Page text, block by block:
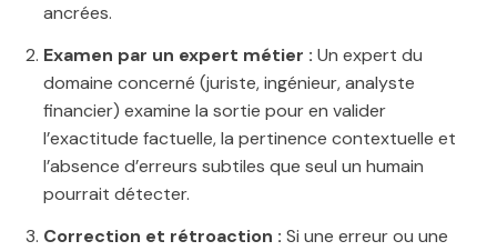
ancrées.
Examen par un expert métier : Un expert du
domaine concerné (juriste, ingénieur, analyste
financier) examine la sortie pour en valider
l’exactitude factuelle, la pertinence contextuelle et
l’absence d’erreurs subtiles que seul un humain
pourrait détecter.
Correction et rétroaction : Si une erreur ou une